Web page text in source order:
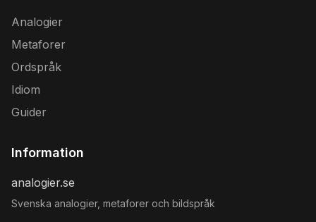
Analogier
Metaforer
Ordspråk
Idiom
Guider
Information
analogier.se
Svenska analogier, metaforer och bildspråk